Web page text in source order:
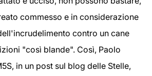
commesso e in considerazione
contro un cane
"così blande". Così, Paolo
in un post sul blog delle Stelle,